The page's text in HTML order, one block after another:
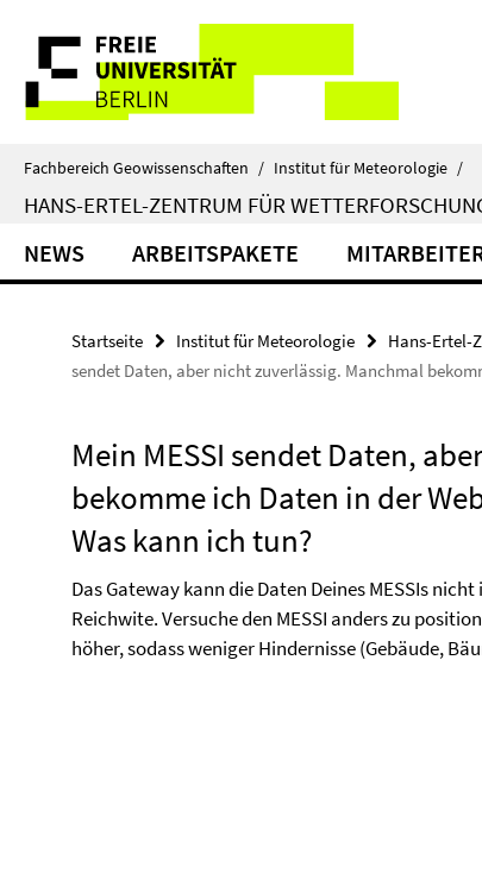
direkt
Inhalt
Service-
Navigation
Fachbereich Geowissenschaften / Institut für Meteorologie /
HANS-ERTEL-ZENTRUM FÜR
NEWS ARBEITSPAKETE
Startseite Institut für Meteorologie Hans-Ertel-
sendet Daten, aber nicht zuverlässig. Manchmal
Mein MESSI sendet Daten,
bekomme ich Daten in der
Was kann ich tun?
Das Gateway kann die Daten Deines MESSIs
Reichwite. Versuche den MESSI anders zu
höher, sodass weniger Hindernisse (Gebäude,